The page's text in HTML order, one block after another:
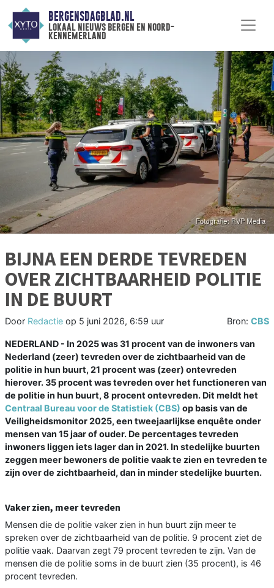
BERGENSDAGBLAD.NL
lokaal nieuws bergen en noord-
kennemerland
BIJNA EEN DERDE TEVREDEN
OVER ZICHTBAARHEID POLITIE
IN DE BUURT
Door Redactie op 5 juni 2026, 6:59 uur Bron: CBS
NEDERLAND - In 2025 was 31 procent van de inwoners van
Nederland (zeer) tevreden over de zichtbaarheid van de
politie in hun buurt, 21 procent was (zeer) ontevreden
hierover. 35 procent was tevreden over het functioneren van
de politie in hun buurt, 8 procent ontevreden. Dit meldt het
Centraal Bureau voor de Statistiek (CBS) op basis van de
Veiligheidsmonitor 2025, een tweejaarlijkse enquête onder
mensen van 15 jaar of ouder. De percentages tevreden
inwoners liggen iets lager dan in 2021. In stedelijke buurten
zeggen meer bewoners de politie vaak te zien en tevreden te
zijn over de zichtbaarheid, dan in minder stedelijke buurten.
Vaker zien, meer tevreden
Mensen die de politie vaker zien in hun buurt zijn meer te
spreken over de zichtbaarheid van de politie. 9 procent ziet de
politie vaak. Daarvan zegt 79 procent tevreden te zijn. Van de
mensen die de politie soms in de buurt zien (35 procent), is 46
procent tevreden.